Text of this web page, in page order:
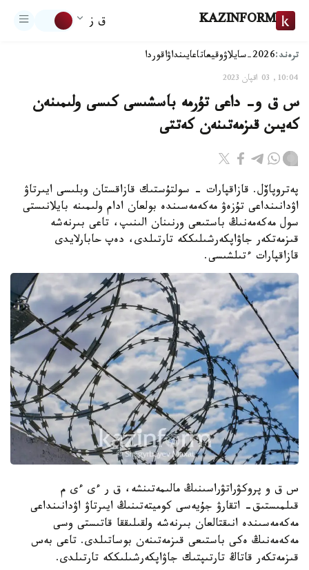
KAZINFORM ق ز
ترەند:2026-سايلاۋ وقيعاتاعايىنداۋاقوردا
10:04, 03 اقپان 2023
س ق و- داعى تۇرمە باسشىسى كىسى ولىمىنەن
كەيىن قىزمەتىنەن كەتتى
پەتروپاۆل. قازاقپارات - سولتۇستىك قازاقستان وبلىسى ايىرتاۋ
اۋدانىنداعى تۇزەۋ مەكەمەسىندە بولعان ادام ولىمىنە بايلانىستى
سول مەكەمەنىڭ باستىعى ورنىنان الىنىپ، تاعى بىرنەشە
قىزمەتكەر جاۋاپكەرشىلىككە تارتىلدى، دەپ حابارلايدى
قازاقپارات ءتىلشىسى.
س ق و پروكۋراتۋراسىنىڭ مالىمەتىنشە، ق ر ءى ءى م
قىلمىستىق- اتقارۋ جۇيەسى كوميتەتىنىڭ ايىرتاۋ اۋدانىنداعى
مەكەمەسىندە انىقتالعان بىرنەشە ولقىلىققا قاتىستى وسى
مەكەمەنىڭ ەكى باستىعى قىزمەتىنەن بوساتىلدى. تاعى بەس
قىزمەتكەر قاتاڭ تارتىپتىك جاۋاپكەرشىلىككە تارتىلدى.